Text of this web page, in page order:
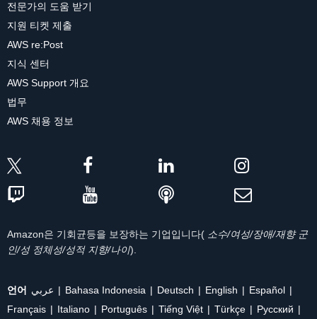
전문가의 도움 받기
지원 티켓 제출
AWS re:Post
지식 센터
AWS Support 개요
법무
AWS 채용 정보
Amazon은 기회균등을 보장하는 기업입니다( 소수/여성/장애/재향 군
인/성 정체성/성적 지향/나이).
언어 عربي Bahasa Indonesia Deutsch English
Español
Français
Italiano Português Tiếng Việt Türkçe Ρусский